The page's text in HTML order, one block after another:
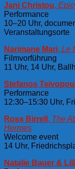
Jani Christou,
Performance
10–20 Uhr,
Veranstaltungsorte
Narimane Mari, Le
Filmvorführung
11 Uhr, 14 Uhr,
Stefanos
Performance
12:30–15:30 Uhr,
Ross Birrell , The
Hermes
Welcome event
14 Uhr,
Natalie Bauer &